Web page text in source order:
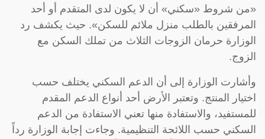
«من شروط «سكني» أن لا يكون لدى المتقدم أو أحد
المرفقين بالطلب منزل ملائم للسكن». حيث يكشف رد
الوزارة حرمان الزوجات الثلاث من تملك السكن مع
الزوج.
وأشارت الوزارة إلى أن الدعم السكني يختلف حسب
اختيار المنتج. وتعتبر الأرض أحد أنواع الدعم المقدم
للمستفيد، والاستفادة منها تعني الاستفادة من الدعم
السكني حسب اللائحة التنظيمية. وجاءت إجابة الوزارة رداً